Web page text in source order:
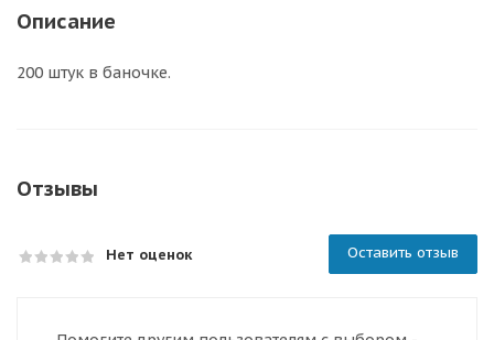
Описание
200 штук в баночке.
Отзывы
Нет оценок Оставить отзыв